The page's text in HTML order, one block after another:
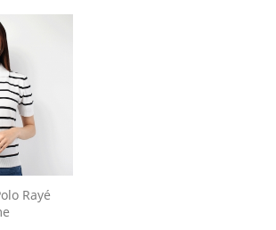
Rayé